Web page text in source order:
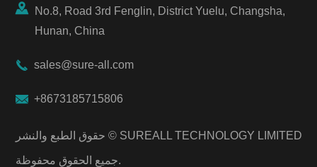

No.8, Road 3rd Fenglin, District Yuelu, Changsha,
Hunan, China
 sales@sure-all.com
 +8673185715806
حقوق الطبع والنشر © SUREALL TECHNOLOGY LIMITED
جميع الحقوق محفوظة.